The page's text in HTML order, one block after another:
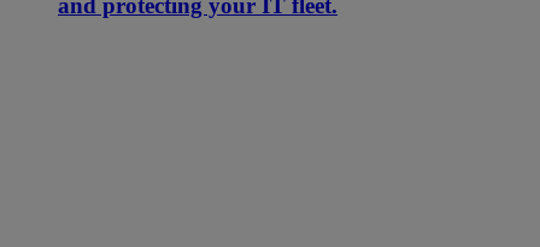
and protecting your IT fleet.